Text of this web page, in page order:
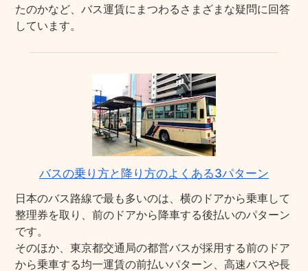
たのかなど、バス運賃にまつわるさまざまな疑問に回答
しています。
バスの乗り方と降り方のよくある3パターン
日本のバス路線で最も多いのは、横のドアから乗車して
整理券を取り、前のドアから降車する後払いのパターン
です。
そのほか、東京都交通局の都営バスが採用する前のドア
から乗車する均一運賃の前払いパターン、高速バスや長